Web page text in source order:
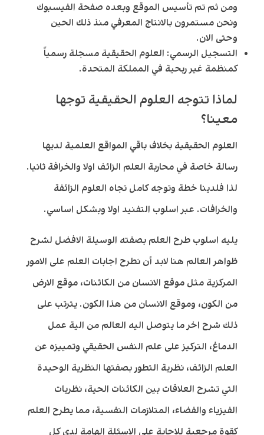
ومن ثم تم تأسيس الموقع وبعده صفحة الفيسبوك
ونحن مستمرون بالانتاج المعرفي منذ ذلك الحين
وحتى الان.
التسجيل الرسمي: العلوم الحقيقية مسجلة رسمياً
كمنظمة غير ربحية في المملكة المتحدة.
لماذا تتوجه العلوم الحقيقية توجها
معينا؟
العلوم الحقيقية بخلاف باقي المواقع العلمية لديها
رسالة خاصة في محاربة العلم الزائف اولا والخرافة ثانيا.
لذا فلدينا خطة وتوجه كامل تجاه العلوم الزائفة
والخرافات. عبر اسلوب التفنيد اولا وبشكل اساسي.
يليه اسلوب طرح العلم بصفته الوسيلة الافضل لشرح
ظواهر العالم هنا لابد أن نطرح اجابات العلم على الامور
المركزية مثل موقع الانسان من الكائنات، موقع الارض
من الكون، وموقع الانسان من هذا الكون. يترتب على
ذلك شرح اخر ما يتوصل اليه العالم من الية عمل
الدماغ، التركيز على علم النفس الحقيقي وتمييزه عن
العلم الزائف، نظرية التطور بصفتها النظرية الوحيدة
التي تشرح العلاقات بين الكائنات الحية، نظريات
الفيزياء والفضاء، المتلازمات النفسية، مما يطرح العلم
كقوة مرجعية للاجابة على الاسئلة الهامة لدى كل